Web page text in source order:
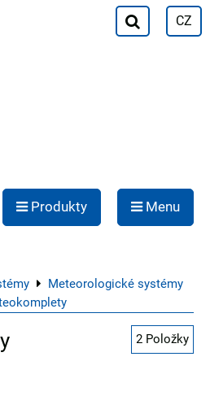
CZ
Produkty Menu
Meteorologické systémy
2 Položky